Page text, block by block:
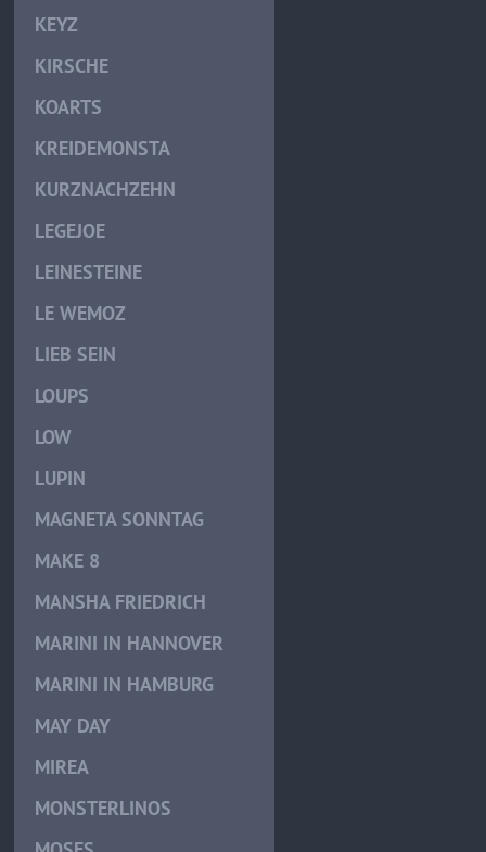
KEYZ
KIRSCHE
KOARTS
KREIDEMONSTA
KURZNACHZEHN
LEGEJOE
LEINESTEINE
LE WEMOZ
LIEB SEIN
LOUPS
LOW
LUPIN
MAGNETA SONNTAG
MAKE 8
MANSHA FRIEDRICH
MARINI IN HANNOVER
MARINI IN HAMBURG
MAY DAY
MIREA
MONSTERLINOS